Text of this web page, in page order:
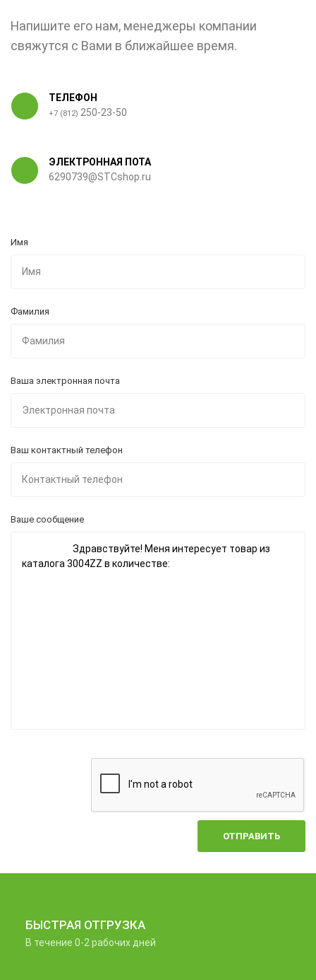
Напишите его нам, менеджеры компании
свяжутся с Вами в ближайшее время.
ТЕЛЕФОН
+7 (812) 250-23-50
ЭЛЕКТРОННАЯ ПОТА
6290739@STCshop.ru
Имя
Фамилия
Ваша электронная почта
Ваш контактный телефон
Ваше сообщение
ОТПРАВИТЬ
БЫСТРАЯ ОТГРУЗКА
В течение 0-2 рабочих дней